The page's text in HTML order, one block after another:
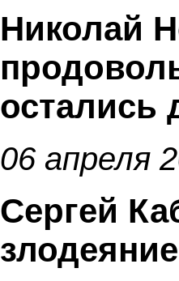
Николай
06 апреля
Сергей